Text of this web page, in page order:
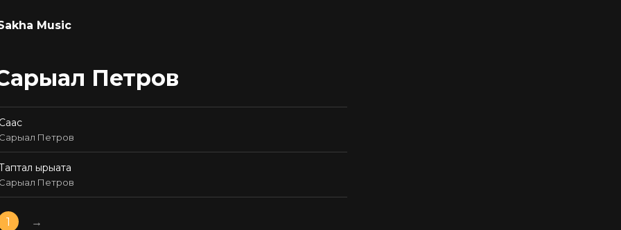
Music
Петров
Петров
ырыата
Петров
1 →